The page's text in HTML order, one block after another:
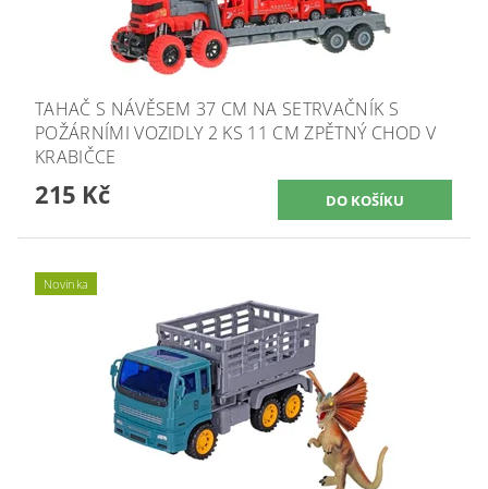
TAHAČ S NÁVĚSEM 37 CM NA SETRVAČNÍK S
POŽÁRNÍMI VOZIDLY 2 KS 11 CM ZPĚTNÝ CHOD V
KRABIČCE
215 Kč
Novinka